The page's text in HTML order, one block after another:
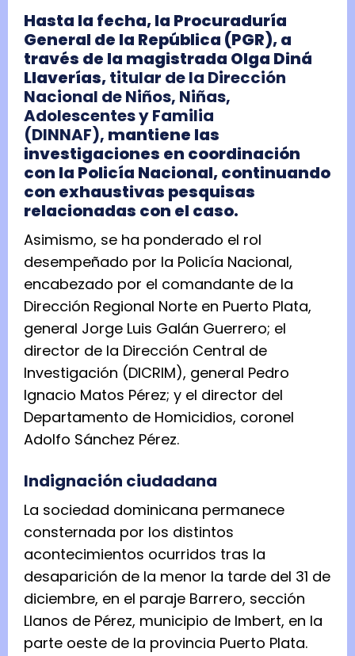
Hasta la fecha, la Procuraduría
General de la República (PGR), a
través de la magistrada Olga Diná
Llaverías,titular de la Dirección
Nacional de Niños, Niñas,
Adolescentes y Familia
(DINNAF), mantiene las
investigaciones en coordinación
con la Policía Nacional, continuando
con exhaustivas pesquisas
relacionadas con el caso.
Asimismo, se ha ponderado el rol
desempeñado por la Policía Nacional,
encabezado por el comandante de la
Dirección Regional Norte en Puerto Plata,
general Jorge Luis Galán Guerrero; el
director de la Dirección Central de
Investigación (DICRIM), general Pedro
Ignacio Matos Pérez; y el director del
Departamento de Homicidios, coronel
Adolfo Sánchez Pérez.
Indignación ciudadana
La sociedad dominicana permanece
consternada por los distintos
acontecimientos ocurridos tras la
desaparición de la menor la tarde del 31 de
diciembre, en el paraje Barrero, sección
Llanos de Pérez, municipio de Imbert, en la
parte oeste de la provincia Puerto Plata.